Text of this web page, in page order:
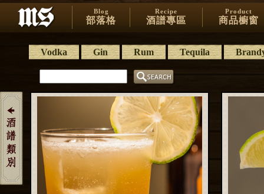
Blog
部落格
Recipe
酒譜專區
Product
商品櫥窗
Vodka Gin Rum Tequila